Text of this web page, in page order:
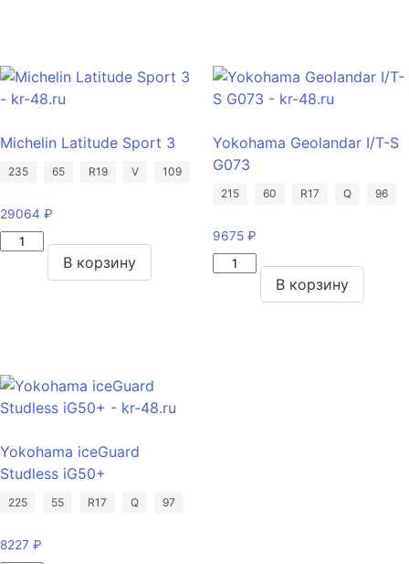
195/65/R15
91
PA02J
225/60/R18
H
Michelin Latitude Sport 3
235 65 R19 V 109
29064 ₽
Количество
Michelin
235/65/R19
109
V
В корзину
Yokohama Geolandar I/T-S
G073
215 60 R17 Q 96
9675 ₽
Количество
Yokohama
В корзину
Yokohama iceGuard
Studless iG50+
225 55 R17 Q 97
8227 ₽